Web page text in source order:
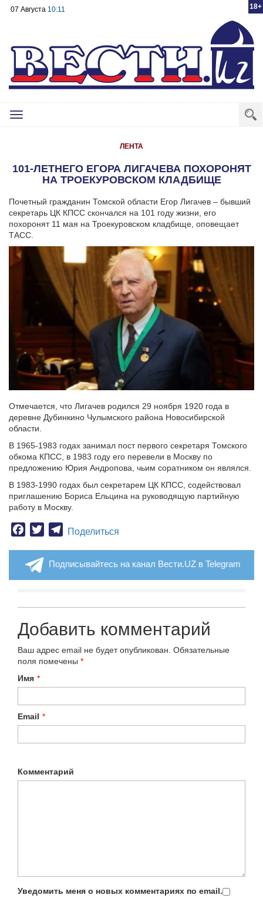
18+
07 Августа 10:11
Toggle
ЛЕНТА
101-ЛЕТНЕГО ЕГОРА ЛИГАЧЕВА ПОХОРОНЯТ
НА ТРОЕКУРОВСКОМ КЛАДБИЩЕ
Почетный гражданин Томской области Егор Лигачев – бывший
секретарь ЦК КПСС скончался на 101 году жизни, его
похоронят 11 мая на Троекуровском кладбище, оповещает
ТАСС.
Отмечается, что Лигачев родился 29 ноября 1920 года в
деревне Дубинкино Чулымского района Новосибирской
области.
В 1965-1983 годах занимал пост первого секретаря Томского
обкома КПСС, в 1983 году его перевели в Москву по
предложению Юрия Андропова, чьим соратником он являлся.
В 1983-1990 годах был секретарем ЦК КПСС, содействовал
приглашению Бориса Ельцина на руководящую партийную
работу в Москву.
Facebook
TwitterTelegram
Поделиться
Подписывайтесь на канал Вести.UZ в Telegram
Добавить комментарий
Ваш адрес email не будет опубликован. Обязательные
поля помечены *
Имя *
Email *
Комментарий
Уведомить меня о новых комментариях по email.